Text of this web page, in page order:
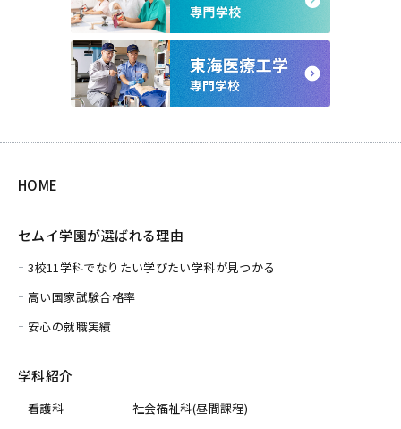
HOME
セムイ学園が選ばれる理由
3校11学科でなりたい学びたい学科が見つかる
高い国家試験合格率
安心の就職実績
学科紹介
看護科
社会福祉科(昼間課程)